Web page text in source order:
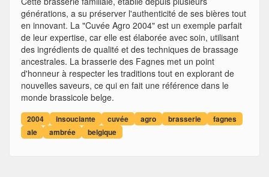
générations, a su préserver l'authenticité de ses bières tout
en innovant. La "Cuvée Agro 2004" est un exemple parfait
de leur expertise, car elle est élaborée avec soin, utilisant
des ingrédients de qualité et des techniques de brassage
ancestrales. La brasserie des Fagnes met un point
d'honneur à respecter les traditions tout en explorant de
nouvelles saveurs, ce qui en fait une référence dans le
monde brassicole belge.
2004 insouciante cuvée agro brasserie
fagnes
ale
ambrée belgique